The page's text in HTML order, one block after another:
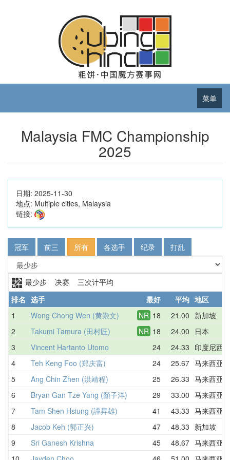
菜单
Malaysia FMC Championship
2025
日期: 2025-11-30
地点: Multiple cities, Malaysia
链接:
冠军 前三 所有 各选手 纪录 打乱
最少步 决赛 三次计平均
排名 选手 最好 平均 地区
1
Wong Chong Wen (黄崇文) NR 18 21.00 新加坡
2
Takumi Tamura (田村匠) NR 18 24.00
日本
3
Vincent Hartanto Utomo 24 24.33 印度尼西亚
4
Teh Keng Foo (郑庆富) 24 25.67 马来西亚
5
Ang Chin Zhen (洪靖程) 25 26.33 马来西亚
6
Bryan Gan Tze Yang (顏子洋) 29 33.00 马来西亚
7
Tam Shen Hsiung (譚昇雄) 41 43.33 马来西亚
8
Jacob Keh (郭正兴) 47 48.33 新加坡
9
Sri Ganesh Krishna 45 48.67 马来西亚